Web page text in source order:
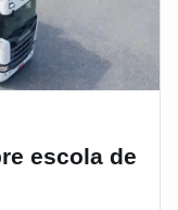
escola de